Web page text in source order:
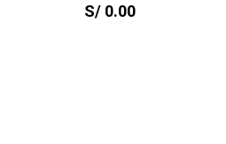
S/ 0.00